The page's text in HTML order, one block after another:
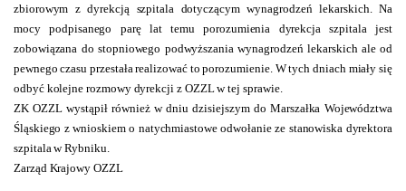
zbiorowym z dyrekcją szpitala dotyczącym wynagrodzeń lekarskich. Na
mocy podpisanego parę lat temu porozumienia dyrekcja szpitala jest
zobowiązana do stopniowego podwyższania wynagrodzeń lekarskich ale od
pewnego czasu przestała realizować to porozumienie. W tych dniach miały się
odbyć kolejne rozmowy dyrekcji z OZZL w tej sprawie.
ZK OZZL wystąpił również w dniu dzisiejszym do Marszałka Województwa
Śląskiego z wnioskiem o natychmiastowe odwołanie ze stanowiska dyrektora
szpitala w Rybniku.
Zarząd Krajowy OZZL